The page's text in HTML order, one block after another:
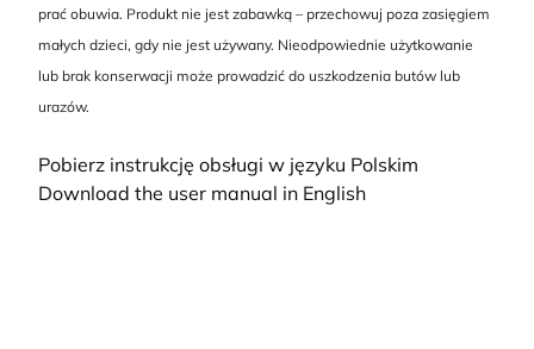
prać obuwia. Produkt nie jest zabawką – przechowuj poza zasięgiem
małych dzieci, gdy nie jest używany. Nieodpowiednie użytkowanie
lub brak konserwacji może prowadzić do uszkodzenia butów lub
urazów.
Pobierz instrukcję obsługi w języku Polskim
Download the user manual in English